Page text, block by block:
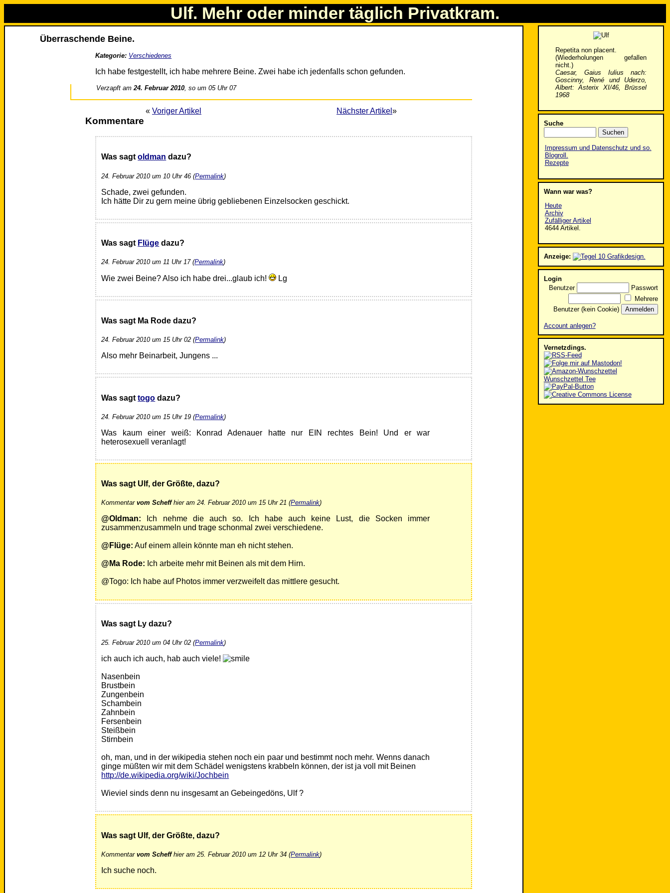
Ulf. Mehr oder minder täglich Privatkram.
Überraschende Beine.
Kategorie: Verschiedenes
Ich habe festgestellt, ich habe mehrere Beine. Zwei habe ich jedenfalls schon gefunden.
Verzapft am24. Februar 2010, so um 05 Uhr 07
« Voriger Artikel Nächster Artikel »
Kommentare
Was sagtoldman dazu?
24. Februar 2010 um 10 Uhr 46 (Permalink)
Schade, zwei gefunden.
Ich hätte Dir zu gern meine übrig gebliebenen Einzelsocken geschickt.
Was sagt Flüge dazu?
24. Februar 2010 um 11 Uhr 17 (Permalink)
Wie zwei Beine? Also ich habe drei...glaub ich! Lg
Was sagt Ma Rode dazu?
24. Februar 2010 um 15 Uhr 02 (Permalink)
Also mehr Beinarbeit, Jungens ...
Was sagttogo dazu?
24. Februar 2010 um 15 Uhr 19 (Permalink)
Was kaum einer weiß: Konrad Adenauer hatte nur EIN rechtes Bein! Und er war
heterosexuell veranlagt!
Was sagt Ulf, der Größte, dazu?
Kommentarvom Scheffhier am 24. Februar 2010 um 15 Uhr 21 (Permalink)
@Oldman: Ich nehme die auch so. Ich habe auch keine Lust, die Socken immer
zusammenzusammeln und trage schonmal zwei verschiedene.
@Flüge: Auf einem allein könnte man eh nicht stehen.
@Ma Rode: Ich arbeite mehr mit Beinen als mit dem Hirn.
@Togo: Ich habe auf Photos immer verzweifelt das mittlere gesucht.
Was sagt Ly dazu?
25. Februar 2010 um 04 Uhr 02 (Permalink)
ich auch ich auch, hab auch viele!
Nasenbein
Brustbein
Zungenbein
Schambein
Zahnbein
Fersenbein
Steißbein
Stirnbein
oh, man, und in der wikipedia stehen noch ein paar und bestimmt noch mehr. Wenns danach
ginge müßten wir mit dem Schädel wenigstens krabbeln können, der ist ja voll mit Beinen
http://de.wikipedia.org/wiki/Jochbein
Wieviel sinds denn nu insgesamt an Gebeingedöns, Ulf ?
Was sagt Ulf, der Größte, dazu?
Kommentarvom Scheffhier am 25. Februar 2010 um 12 Uhr 34 (Permalink)
Ich suche noch.
Repetita non placent.
(Wiederholungen gefallen
nicht.)
Caesar, Gaius Iulius nach:
Goscinny, René und Uderzo,
Albert: Asterix XI/46, Brüssel
1968
Suche
Impressum und Datenschutz und so.
Blogroll.
Rezepte
Wann war was?
Heute
Archiv
Zufälliger Artikel
4644 Artikel.
Anzeige:
Login
Benutzer
Passwort
Mehrere
Benutzer (kein Cookie)
Account anlegen?
Vernetzdings.
Wunschzettel Tee